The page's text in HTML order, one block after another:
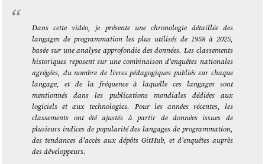
Dans cette vidéo, je présente une chronologie détaillée des
langages de programmation les plus utilisés de 1958 à 2025,
basée sur une analyse approfondie des données. Les classements
historiques reposent sur une combinaison d'enquêtes nationales
agrégées, du nombre de livres pédagogiques publiés sur chaque
langage, et de la fréquence à laquelle ces langages sont
mentionnés dans les publications mondiales dédiées aux
logiciels et aux technologies. Pour les années récentes, les
classements ont été ajustés à partir de données issues de
plusieurs indices de popularité des langages de programmation,
des tendances d'accès aux dépôts GitHub, et d'enquêtes auprès
des développeurs.